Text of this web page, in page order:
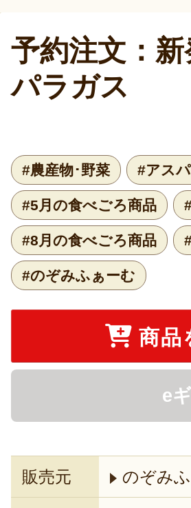
予約注文：
パラガス
#農産物･野菜 #アス
#5月の食べごろ商品
#8月の食べごろ商品
#のぞみふぁーむ
商品
e
販売元 のぞみ